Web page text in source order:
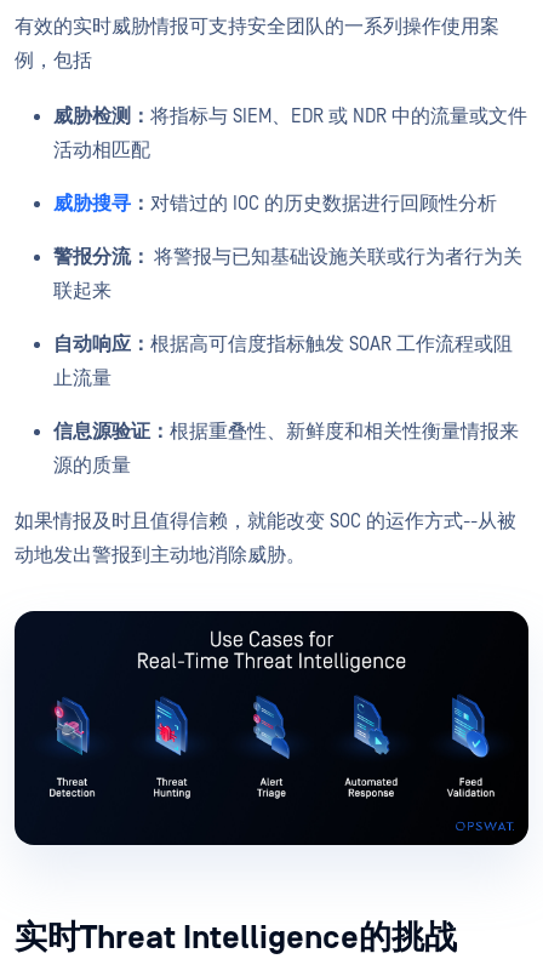
有效的实时威胁情报可支持安全团队的一系列操作使用案
例，包括
威胁检测： 将指标与 SIEM、EDR 或 NDR 中的流量或文件
活动相匹配
威胁搜寻 ： 对错过的 IOC 的历史数据进行回顾性分析
警报分流： 将警报与已知基础设施关联或行为者行为关
联起来
自动响应： 根据高可信度指标触发 SOAR 工作流程或阻
止流量
信息源验证： 根据重叠性、新鲜度和相关性衡量情报来
源的质量
如果情报及时且值得信赖，就能改变 SOC 的运作方式--从被
动地发出警报到主动地消除威胁。
实时Threat Intelligence的挑战